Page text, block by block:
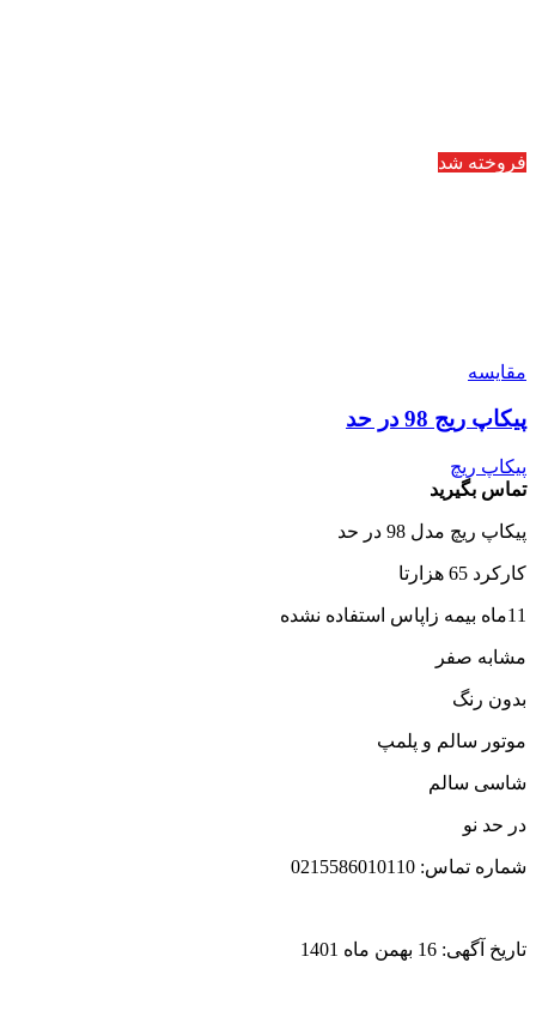
فروخته شد
مقایسه
پیکاپ ریج 98 در حد
پیکاپ ریچ
تماس بگیرید
پیکاپ ریچ مدل 98 در حد
کارکرد 65 هزارتا
11ماه بیمه زاپاس استفاده نشده
مشابه صفر
بدون رنگ
موتور سالم و پلمپ
شاسی سالم
در حد نو
شماره تماس: 0215586010110
تاریخ آگهی: 16 بهمن ماه 1401